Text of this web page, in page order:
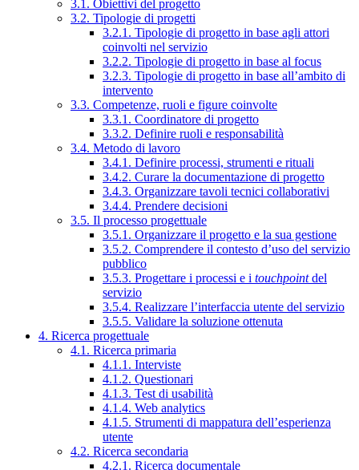
3.1. Obiettivi del progetto
3.2. Tipologie di progetti
3.2.1. Tipologie di progetto in base agli attori
coinvolti nel servizio
3.2.2. Tipologie di progetto in base al focus
3.2.3. Tipologie di progetto in base all’ambito di
intervento
3.3. Competenze, ruoli e figure coinvolte
3.3.1. Coordinatore di progetto
3.3.2. Definire ruoli e responsabilità
3.4. Metodo di lavoro
3.4.1. Definire processi, strumenti e rituali
3.4.2. Curare la documentazione di progetto
3.4.3. Organizzare tavoli tecnici collaborativi
3.4.4. Prendere decisioni
3.5. Il processo progettuale
3.5.1. Organizzare il progetto e la sua gestione
3.5.2. Comprendere il contesto d’uso del servizio
pubblico
3.5.3. Progettare i processi e i touchpointdel
servizio
3.5.4. Realizzare l’interfaccia utente del servizio
3.5.5. Validare la soluzione ottenuta
4. Ricerca progettuale
4.1. Ricerca primaria
4.1.1. Interviste
4.1.2. Questionari
4.1.3. Test di usabilità
4.1.4. Web analytics
4.1.5. Strumenti di mappatura dell’esperienza
utente
4.2. Ricerca secondaria
4.2.1. Ricerca documentale